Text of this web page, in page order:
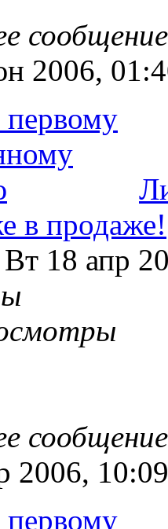
2006,
в продаже!
18 апр
2006, 10:09